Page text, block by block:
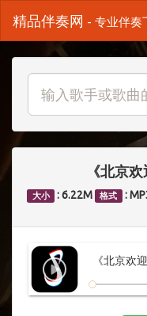
精品伴奏网 - 专业伴奏
《北京
大小 : 6.22M 格式 :
《北京欢